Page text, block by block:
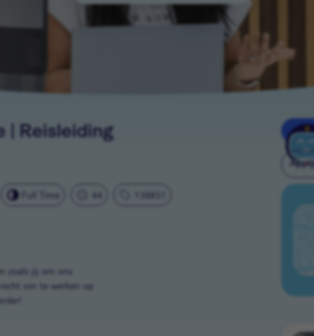
| Reisleiding
Full Time 44 138831
zoals jij om ons
om te werken op